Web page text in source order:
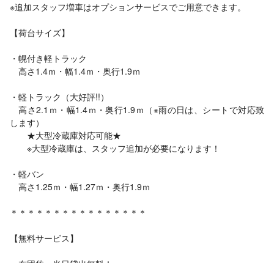
※追加スタッフ増車はオプションサービスでご用意できます。
【荷台サイズ】
・幌付き軽トラック
高さ1.4ｍ・幅1.4ｍ・奥行1.9ｍ
・軽トラック（大好評!!）
高さ2.1ｍ・幅1.4ｍ・奥行1.9ｍ（※雨の日は、シートで対応致
します）
★大型冷蔵庫対応可能★
※大型冷蔵庫は、スタッフ追加が必要になります！
・軽バン
高さ1.25ｍ・幅1.27ｍ・奥行1.9ｍ
＊＊＊＊＊＊＊＊＊＊＊＊＊＊＊＊
【無料サービス】